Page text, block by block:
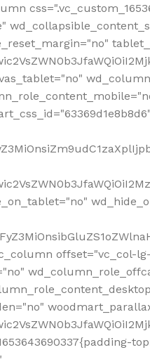
offset="vc_col-lg-